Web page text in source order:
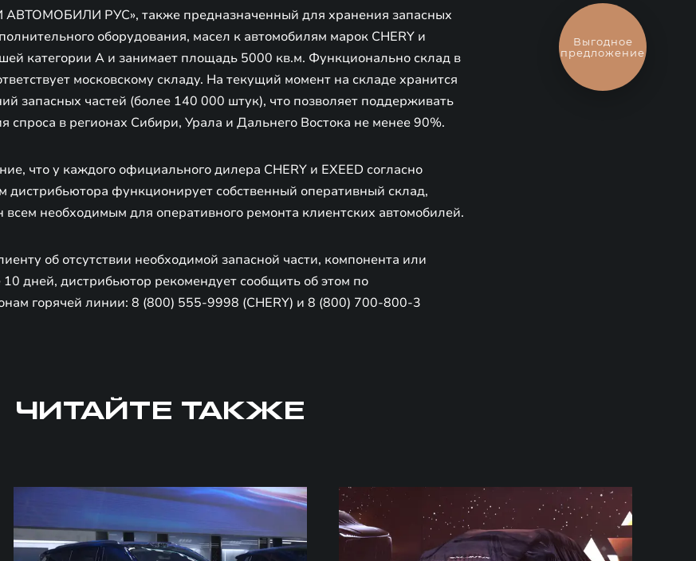
АВТОМОБИЛИ РУС», также предназначенный для хранения запасных
оборудования, масел к автомобилям марок CHERY и
категории A и занимает площадь 5000 кв.м. Функционально склад в
московскому складу. На текущий момент на складе хранится
запасных частей (более 140 000 штук), что позволяет поддерживать
спроса в регионах Сибири, Урала и Дальнего Востока не менее 90%.
что у каждого официального дилера CHERY и EXEED согласно
дистрибьютора функционирует собственный оперативный склад,
всем необходимым для оперативного ремонта клиентских автомобилей.
об отсутствии необходимой запасной части, компонента или
дней, дистрибьютор рекомендует сообщить об этом по
горячей линии: 8 (800) 555-9998 (CHERY) и 8 (800) 700-800-3
ЧИТАЙТЕ ТАКЖЕ
Выгодное
предложение